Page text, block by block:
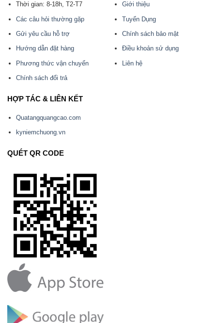
Thời gian: 8-18h, T2-T7
Các câu hỏi thường gặp
Gửi yêu cầu hỗ trợ
Hướng dẫn đặt hàng
Phương thức vận chuyển
Chính sách đổi trả
Giới thiệu
Tuyển Dụng
Chính sách bảo mật
Điều khoản sử dụng
Liên hệ
HỢP TÁC & LIÊN KẾT
Quatangquangcao.com
kyniemchuong.vn
QUÉT QR CODE